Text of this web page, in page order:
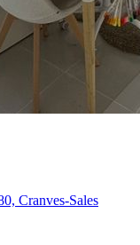
Cranves-Sales